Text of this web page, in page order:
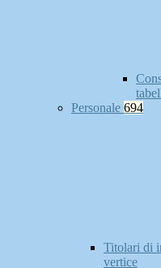
Personale 694
Titolari di
vertice